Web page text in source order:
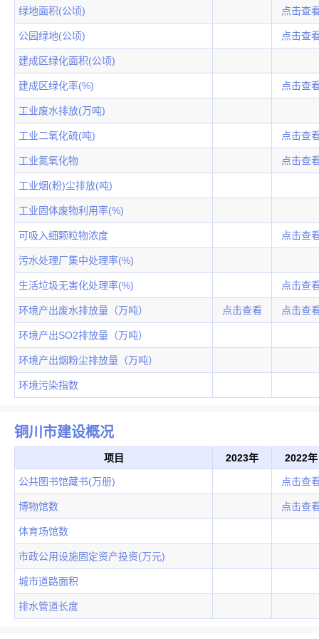
绿地面积(公顷) 点击查
公园绿地(公顷) 点击查
建成区绿化面积(公顷)
建成区绿化率(%) 点击查
工业废水排放(万吨)
工业二氧化硫(吨) 点击查
工业氮氧化物 点击查
工业烟(粉)尘排放(吨)
工业固体废物利用率(%)
可吸入细颗粒物浓度 点击查
污水处理厂集中处理率(%)
生活垃圾无害化处理率(%) 点击查
环境产出废水排放量（万吨） 点击查看 点击查
环境产出SO2排放量（万吨）
环境产出烟粉尘排放量（万吨）
环境污染指数
铜川市建设概况
项目 2023年 2022年
公共图书馆藏书(万册) 点击查
博物馆数 点击查
体育场馆数
市政公用设施固定资产投资(万元)
城市道路面积
排水管道长度